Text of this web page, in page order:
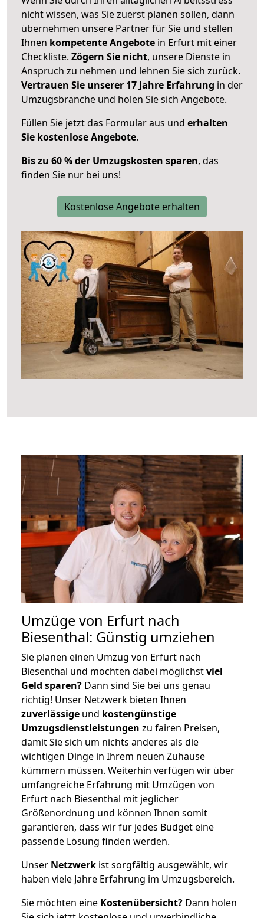
nicht wissen, was Sie zuerst planen sollen, dann
übernehmen unsere Partner für Sie und stellen
Ihnen kompetente Angebote in Erfurt mit einer
Checkliste. Zögern Sie nicht, unsere Dienste in
Anspruch zu nehmen und lehnen Sie sich zurück.
Vertrauen Sie unserer 17 Jahre Erfahrung in der
Umzugsbranche und holen Sie sich Angebote.
Füllen Sie jetzt das Formular aus und erhalten
Sie kostenlose Angebote.
Bis zu 60 % der Umzugskosten sparen, das
finden Sie nur bei uns!
Kostenlose Angebote erhalten
Umzüge von Erfurt nach
Biesenthal: Günstig umziehen
Sie planen einen Umzug von Erfurt nach
Biesenthal und möchten dabei möglichstviel
Geld sparen? Dann sind Sie bei uns genau
richtig! Unser Netzwerk bieten Ihnen
zuverlässige und kostengünstige
Umzugsdienstleistungen zu fairen Preisen,
damit Sie sich um nichts anderes als die
wichtigen Dinge in Ihrem neuen Zuhause
kümmern müssen. Weiterhin verfügen wir über
umfangreiche Erfahrung mit Umzügen von
Erfurt nach Biesenthal mit jeglicher
Größenordnung und können Ihnen somit
garantieren, dass wir für jedes Budget eine
passende Lösung finden werden.
Unser Netzwerk ist sorgfältig ausgewählt, wir
haben viele Jahre Erfahrung im Umzugsbereich.
Sie möchten eine Kostenübersicht? Dann holen